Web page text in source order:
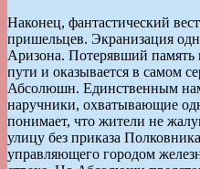
Наконец, фантастический
пришельцев. Экранизация
Аризона. Потерявший память
пути и оказывается в самом
Абсолюшн. Единственным
наручники, охватывающие
понимает, что жители не
улицу без приказа
управляющего городом